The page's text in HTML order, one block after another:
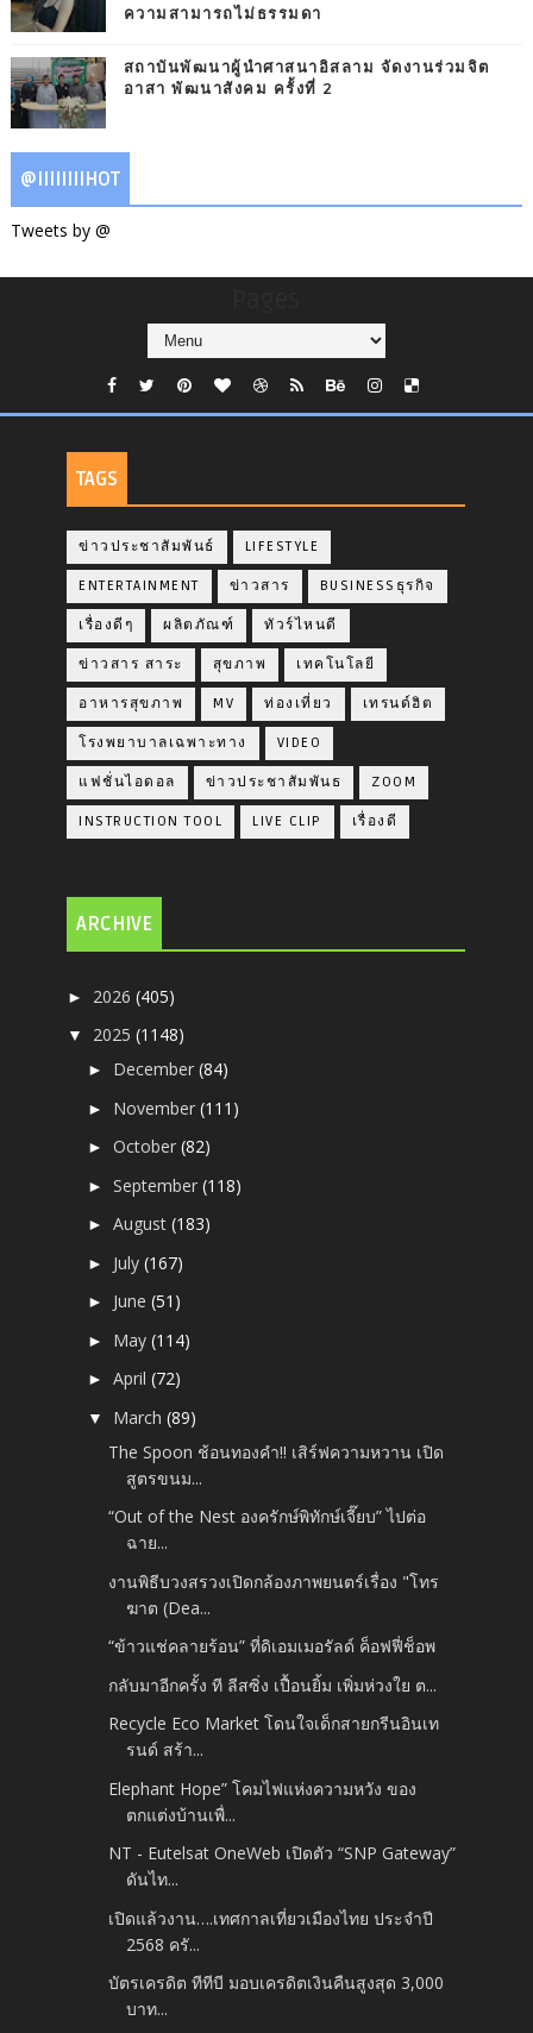
ความสามารถไม่ธรรมดา
สถาบันพัฒนาผู้นำศาสนาอิสลาม จัดงานร่วมจิต
อาสา พัฒนาสังคม ครั้งที่ 2
@IIIIIIIIHOT
Tweets by @
TAGS
ข่าวประชาสัมพันธ์ LIFESTYLE
ENTERTAINMENT ข่าวสาร BUSINESSธุรกิจ
เรื่องดีๆ ผลิตภัณฑ์ ทัวร์ไหนดี
ข่าวสาร สาระ สุขภาพ เทคโนโลยี
อาหารสุขภาพ MV ท่องเที่ยว เทรนด์ฮิต
โรงพยาบาลเฉพาะทาง VIDEO
แฟชั่นไอดอล ข่าวประชาสัมพันธ ZOOM
INSTRUCTION TOOL LIVE CLIP เรื่องดี
ARCHIVE
► 2026(405)
▼ 2025(1148)
► December(84)
► November(111)
►October(82)
►September(118)
►August(183)
► July(167)
► June(51)
► May(114)
►April(72)
▼ March(89)
The Spoon ช้อนทองคำ!! เสิร์ฟความหวาน เปิด
สูตรขนม...
“Out of the Nest องครักษ์พิทักษ์เจี๊ยบ” ไปต่อ
ฉาย...
งานพิธีบวงสรวงเปิดกล้องภาพยนตร์เรื่อง "โทร
ฆาต (Dea...
“ข้าวแช่คลายร้อน” ที่ดิเอมเมอรัลด์ ค็อฟฟี่ช็อพ
กลับมาอีกครั้ง ที ลีสซิ่ง เปื้อนยิ้ม เพิ่มห่วงใย ต...
Recycle Eco Market โดนใจเด็กสายกรีนอินเท
รนด์ สร้า...
Elephant Hope” โคมไฟแห่งความหวัง ของ
ตกแต่งบ้านเพื่...
NT - Eutelsat OneWeb เปิดตัว “SNP Gateway”
ดันไท...
เปิดแล้วงาน….เทศกาลเที่ยวเมืองไทย ประจำปี
2568 ครั...
บัตรเครดิต ทีทีบี มอบเครดิตเงินคืนสูงสุด 3,000
บาท...